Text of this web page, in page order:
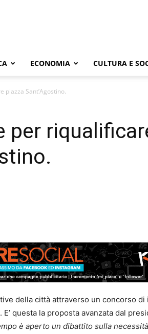
ECONOMIA CULTURA E
piazza Sant’Agostino.
per
della città attraverso un concorso di
questa la proposta avanzata dal
è aperto un dibattito sulla